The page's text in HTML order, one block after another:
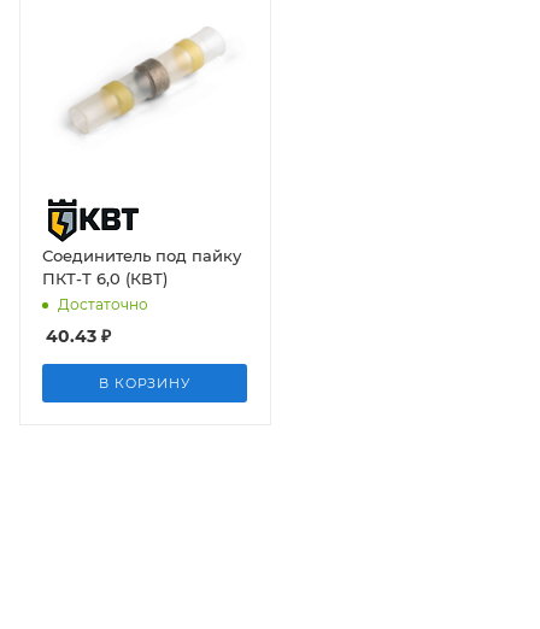
Соединитель под пайку
ПКТ-Т 6,0 (КВТ)
Достаточно
40.43 ₽
В КОРЗИНУ